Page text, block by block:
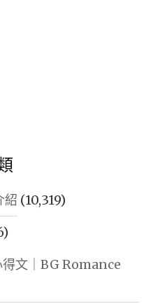
紹 (10,319)
得文｜BG Romance